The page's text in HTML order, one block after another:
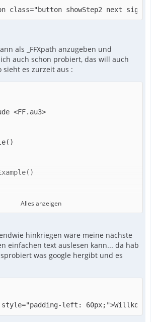
class="button showStep2 next
als _FFXpath anzugeben und
auch schon probiert, das will auch
sieht es zurzeit aus :
Alles anzeigen
hinkriegen wäre meine nächste
einfachen text auslesen kann... da hab
was google hergibt und es
style="padding-left: